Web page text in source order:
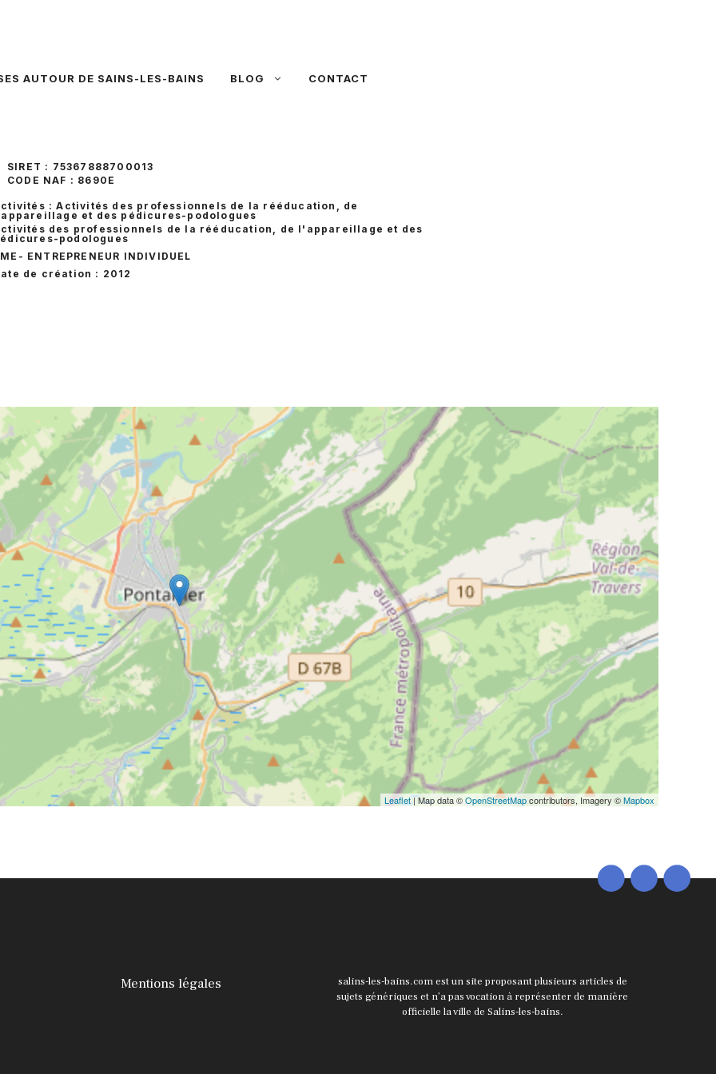
AUTOUR DE SAINS-LES-BAINS BLOG CONTACT
SIRET : 75367888700013
CODE NAF : 8690E
: Activités des professionnels de la rééducation, de
et des pédicures-podologues
des professionnels de la rééducation, de l'appareillage et des
podologues
- ENTREPRENEUR INDIVIDUEL
de création : 2012
Leaflet| Map data ©OpenStreetMapcontributors, Imagery ©Mapbox
Mentions légales
salins-les-bains.com est un site proposant plusieurs articles de
sujets génériques et n’a pas vocation à représenter de manière
officielle la ville de Salins-les-bains.